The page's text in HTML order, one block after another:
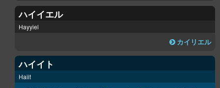
ハイイエル
Hayyiel
カイリエル
ハイイト
Haiit